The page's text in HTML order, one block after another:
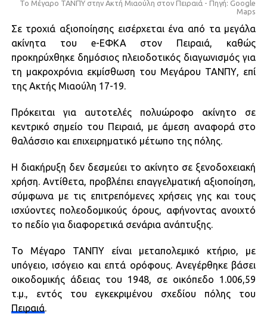
Το Μέγαρο ΤΑΝΠΥ στην Ακτή Μιαούλη στον Πειραιά - Πηγή: Google
Maps
Σε τροχιά αξιοποίησης εισέρχεται ένα από τα μεγάλα
ακίνητα του e-ΕΦΚΑ στον Πειραιά, καθώς
προκηρύχθηκε δημόσιος πλειοδοτικός διαγωνισμός για
τη μακροχρόνια εκμίσθωση του Μεγάρου ΤΑΝΠΥ, επί
της Ακτής Μιαούλη 17-19.
Πρόκειται για αυτοτελές πολυώροφο ακίνητο σε
κεντρικό σημείο του Πειραιά, με άμεση αναφορά στο
θαλάσσιο και επιχειρηματικό μέτωπο της πόλης.
Η διακήρυξη δεν δεσμεύει το ακίνητο σε ξενοδοχειακή
χρήση. Αντίθετα, προβλέπει επαγγελματική αξιοποίηση,
σύμφωνα με τις επιτρεπόμενες χρήσεις γης και τους
ισχύοντες πολεοδομικούς όρους, αφήνοντας ανοιχτό
το πεδίο για διαφορετικά σενάρια ανάπτυξης.
Το Μέγαρο ΤΑΝΠΥ είναι μεταπολεμικό κτήριο, με
υπόγειο, ισόγειο και επτά ορόφους. Ανεγέρθηκε βάσει
οικοδομικής άδειας του 1948, σε οικόπεδο 1.006,59
τ.μ., εντός του εγκεκριμένου σχεδίου πόλης του
Πειραιά.